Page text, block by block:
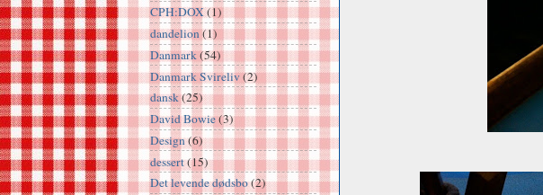
CPH:DOX(1)
dandelion(1)
Danmark(54)
Danmark Svireliv(2)
dansk(25)
David Bowie(3)
Design(6)
dessert(15)
Det levende dødsbo(2)